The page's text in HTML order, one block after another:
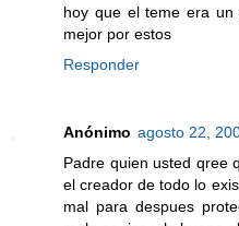
hoy que el teme era un
mejor por estos
Responder
Anónimo agosto 22,
Padre quien usted qree
el creador de todo lo
mal para despues